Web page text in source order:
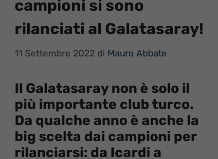
campioni si sono
rilanciati al Galatasaray!
11 Settembre 2022 di Mauro Abbate
Il Galatasaray non è solo il
più importante club turco.
Da qualche anno è anche la
big scelta dai campioni per
rilanciarsi: da Icardi a